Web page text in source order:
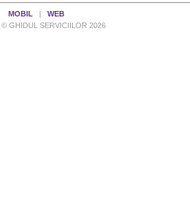
MOBIL
WEB
GHIDUL SERVICIILOR 2026